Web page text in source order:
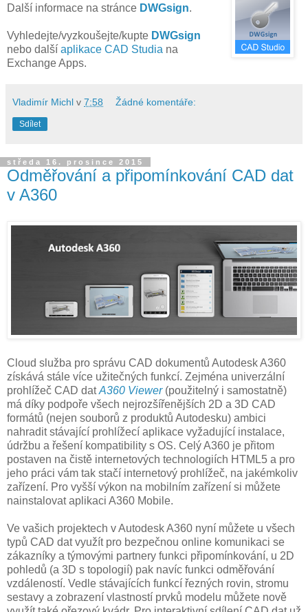
Další informace na stránce DWGsign.
Vyhledejte/vyzkoušejte/kupte DWGsign
nebo další aplikace CAD Studia na
Exchange Apps.
Vladimír Michl v 7:58 Žádné komentáře:
Sdílet
středa 16. prosince 2015
Odměřování a připomínkování CAD dat
v A360
Cloud služba pro správu CAD dokumentů Autodesk A360
získává stále více užitečných funkcí. Zejména univerzální
prohlížeč CAD datA360 Viewer(použitelný i samostatně)
má díky podpoře všech nejrozšířenějších 2D a 3D CAD
formátů (nejen souborů z produktů Autodesku) ambici
nahradit stávající prohlížecí aplikace vyžadující instalace,
údržbu a řešení kompatibility s OS. Celý A360 je přitom
postaven na čistě internetových technologiích HTML5 a pro
jeho práci vám tak stačí internetový prohlížeč, na jakémkoliv
zařízení. Pro vyšší výkon na mobilním zařízení si můžete
nainstalovat aplikaci A360 Mobile.
Ve vašich projektech v Autodesk A360 nyní můžete u všech
typů CAD dat využít pro bezpečnou online komunikaci se
zákazníky a týmovými partnery funkci připomínkování, u 2D
pohledů (a 3D s topologií) pak navíc funkci odměřování
vzdáleností. Vedle stávajících funkcí řezných rovin, stromu
sestavy a zobrazení vlastností prvků modelu můžete nově